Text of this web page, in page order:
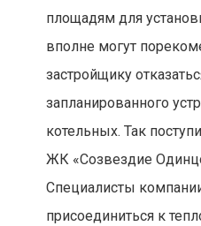
площадям для
вполне могут
застройщику
запланированного
котельных. Так
ЖК «Созвездие
Специалисты
присоединиться к